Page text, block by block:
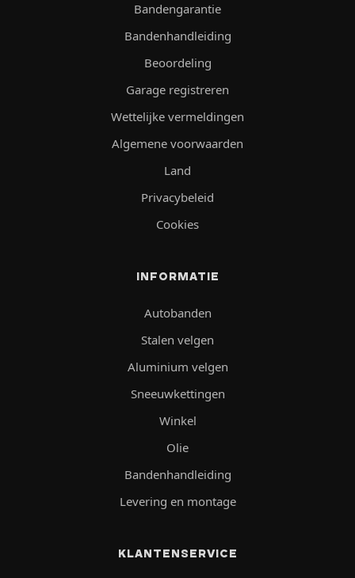
Bandengarantie
Bandenhandleiding
Beoordeling
Garage registreren
Wettelijke vermeldingen
Algemene voorwaarden
Land
Privacybeleid
Cookies
INFORMATIE
Autobanden
Stalen velgen
Aluminium velgen
Sneeuwkettingen
Winkel
Olie
Bandenhandleiding
Levering en montage
KLANTENSERVICE